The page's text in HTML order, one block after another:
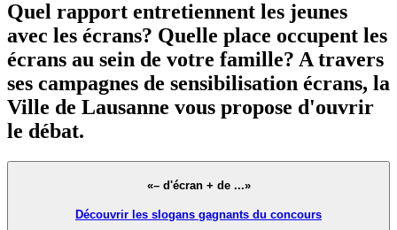
Quel rapport entretiennent les jeunes
avec les écrans? Quelle place occupent les
écrans au sein de votre famille? A travers
ses campagnes de sensibilisation écrans, la
Ville de Lausanne vous propose d'ouvrir
le débat.
«– d'écran + de ...»
Découvrir les slogans gagnants du concours